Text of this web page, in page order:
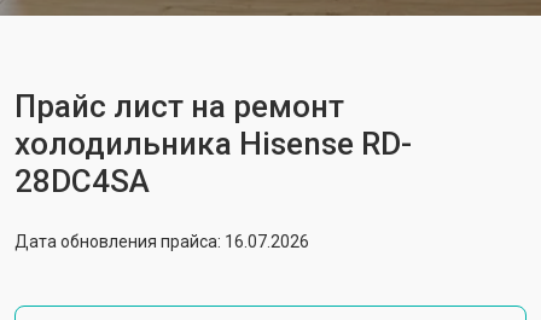
Прайс лист на ремонт
холодильника Hisense RD-
28DC4SA
Дата обновления прайса: 16.07.2026